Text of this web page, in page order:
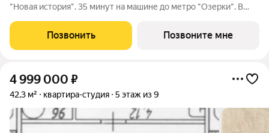
"Новая история". 35 минут на машине до метро "Озерки". В
класса с продуманными планировочными решениями и
широким выбором квартир. Внутренний
Позвонить Позвоните мне
4 999 000 ₽
42,3 м² квартира-студия 5 этаж из 9